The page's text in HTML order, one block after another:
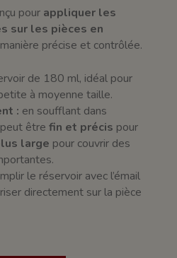
pour appliquer les
sur les pièces en
précise et contrôlée.
de 180 ml, idéal pour
à moyenne taille.
: en soufflant dans
peut êtrefin et précis pour
large pour couvrir des
le réservoir avec l’émail
directement sur la pièce